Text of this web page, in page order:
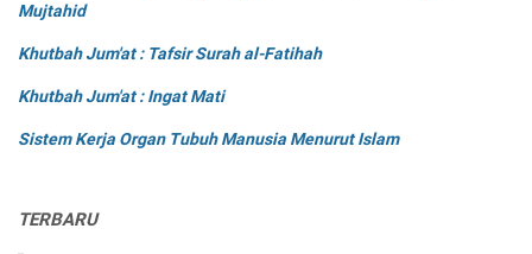
Mujtahid
Khutbah Jum'at : Tafsir Surah al-Fatihah
Khutbah Jum'at : Ingat Mati
Sistem Kerja Organ Tubuh Manusia Menurut Islam
TERBARU